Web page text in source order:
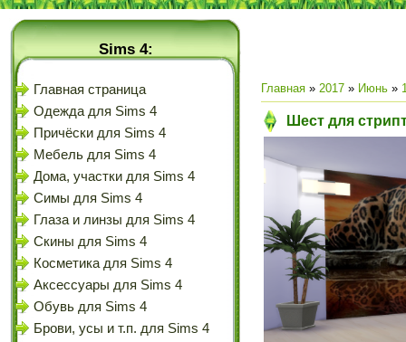
Sims 4:
Главная страница
Одежда для Sims 4
Причёски для Sims 4
Мебель для Sims 4
Дома, участки для Sims 4
Симы для Sims 4
Глаза и линзы для Sims 4
Скины для Sims 4
Косметика для Sims 4
Аксессуары для Sims 4
Обувь для Sims 4
Брови, усы и т.п. для Sims 4
Главная » 2017 » Июнь »
Шест для